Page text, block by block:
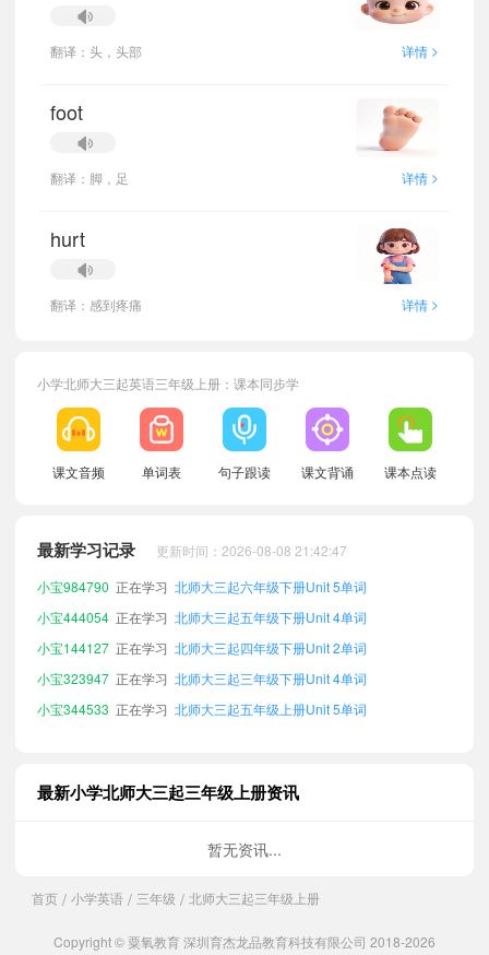
翻译：头，头部 详情 >
foot
翻译：脚，足 详情 >
hurt
翻译：感到疼痛 详情 >
小学北师大三起英语三年级上册：课本同步学
课文音频 单词表 句子跟读 课文背诵 课本点读
最新学习记录 更新时间：2026-08-08 21:42:47
小宝466998 正在学习
北师大三起三年级下册Unit 1单词
小宝642200
正在学习 北师大三起五年级下册Unit 3单词
小宝984790 正在学习 北师大三起六年级下册Unit 5单词
小宝444054 正在学习 北师大三起五年级下册Unit 4单词
小宝144127 正在学习 北师大三起四年级下册Unit 2单词
小宝323947 正在学习 北师大三起三年级下册Unit 4单词
小宝344533 正在学习 北师大三起五年级上册Unit 5单词
小宝196305 正在学习 北师大三起五年级上册Unit 1单词
北师大三起五年级下册Unit 2单词
小宝148969 正在学习
北师大三起四年级上册Unit 2单词
最新小学北师大三起三年级上册资讯
暂无资讯...
首页 / 小学英语 / 三年级 / 北师大三起三年级上册
Copyright © 粟氧教育 深圳育杰龙品教育科技有限公司 2018-2026